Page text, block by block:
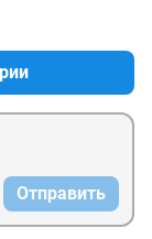
Отправить